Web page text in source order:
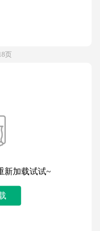
页
新加载试试~